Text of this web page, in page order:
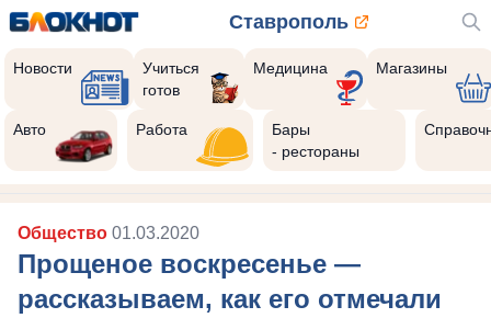
Ставрополь
Новости
Учиться
готов
Медицина Магазины
Авто Работа
Бары
- рестораны
Общество 01.03.2020
Прощеное воскресенье —
рассказываем, как его отмечали